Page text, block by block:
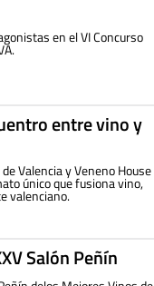
en el VI Concurso
entre vino y
Valencia y Veneno House
único que fusiona vino,
valenciano.
Salón Peñín